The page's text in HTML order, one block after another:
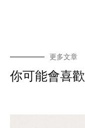
更多文章
你可能會喜歡